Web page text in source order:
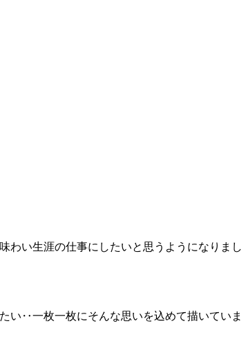
わい生涯の仕事にしたいと思うようになりまし
い‥一枚一枚にそんな思いを込めて描いていま